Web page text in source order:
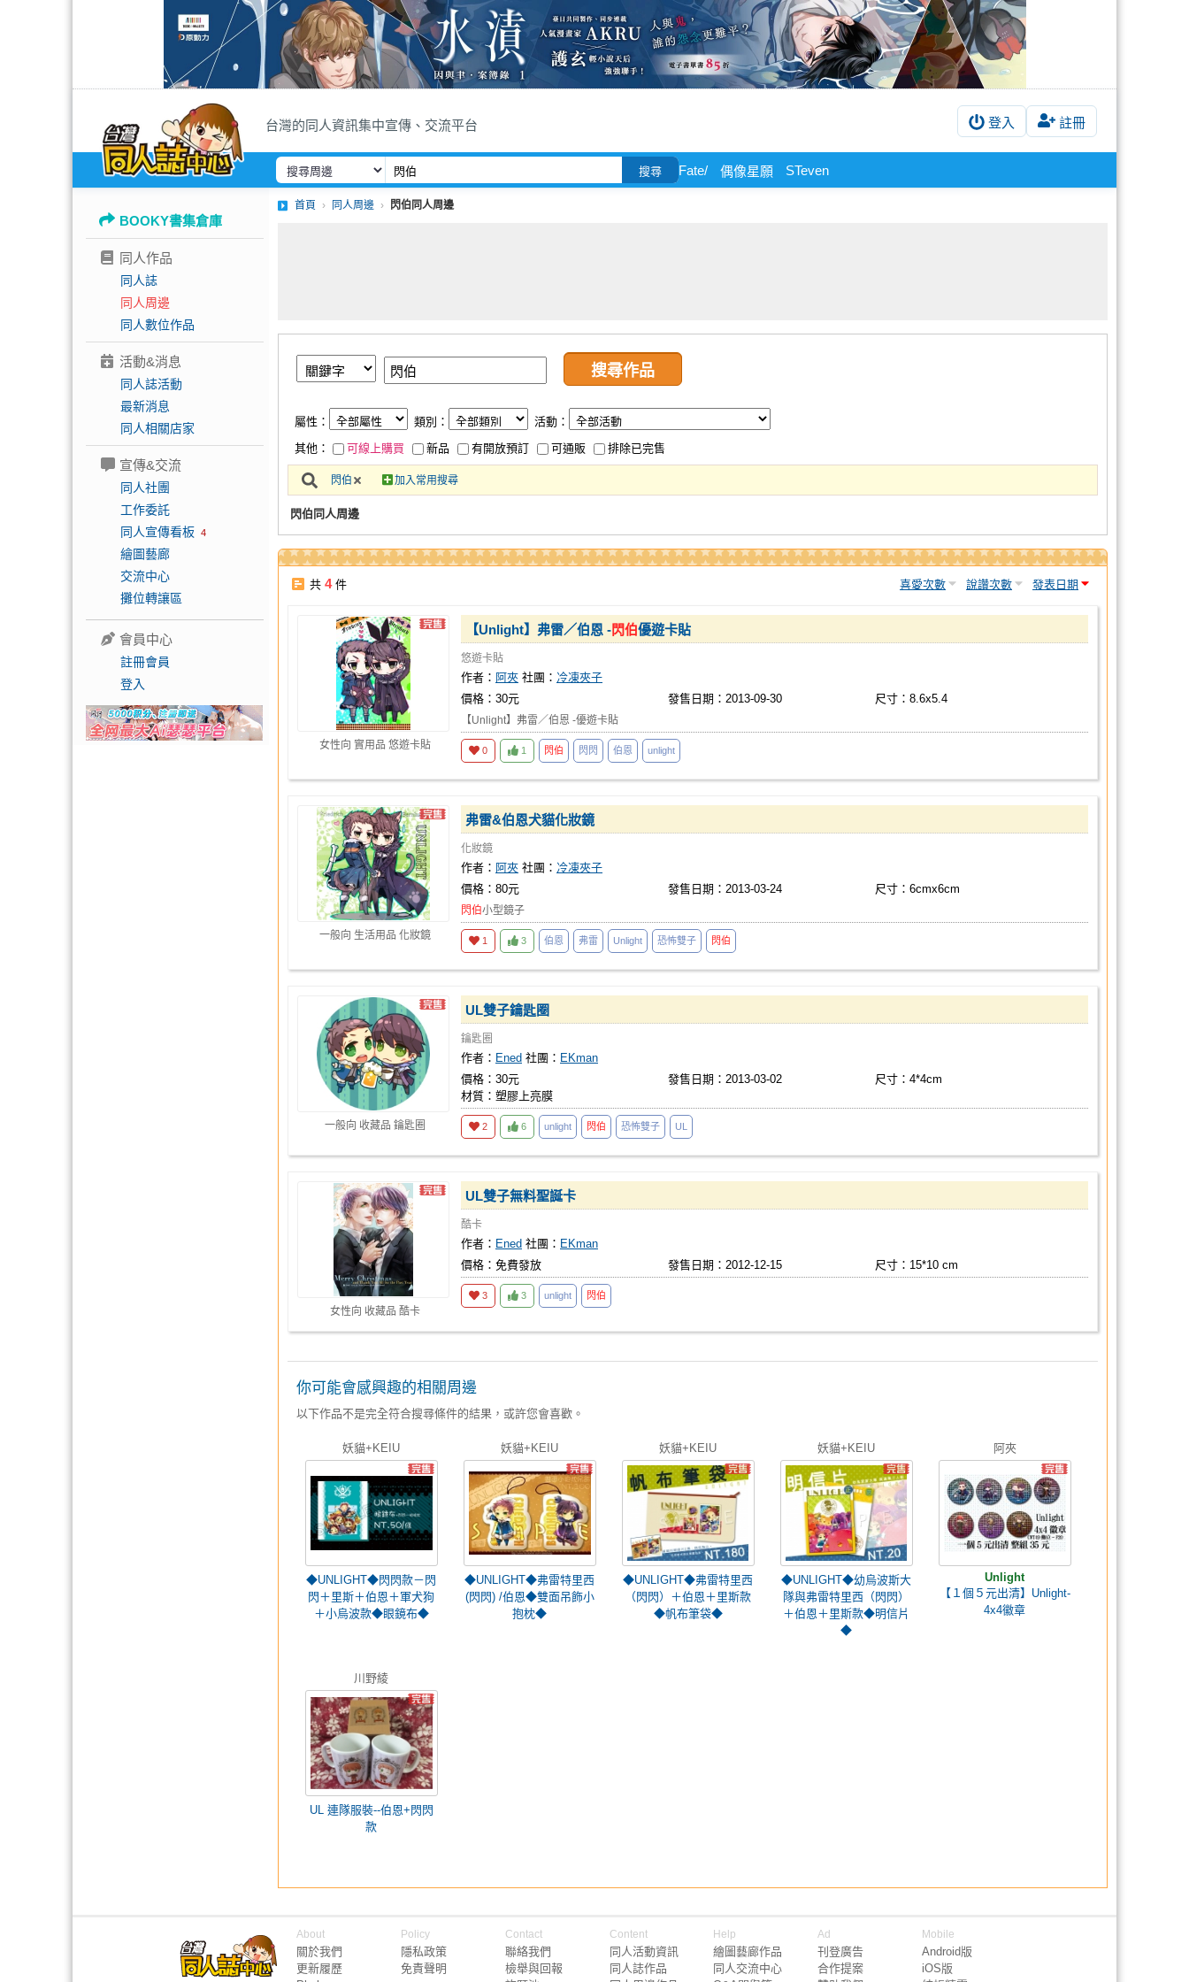
台灣的同人資訊集中宣傳、交流平台 登入 註冊
搜尋 Fate/ 偶像星願 STeven
BOOKY書集倉庫
同人作品
同人誌
同人周邊
同人數位作品
活動&消息
同人誌活動
最新消息
同人相關店家
宣傳&交流
同人社團
工作委託
同人宣傳看板 4
繪圖藝廊
交流中心
攤位轉讓區
會員中心
註冊會員
登入
首頁 同人周邊 閃伯同人周邊
屬性： 類別：
活動：
其他：
可線上購買 新品 有開放預訂 可通販 排除已完售
閃伯 加入常用搜尋
閃伯同人周邊
共 4件 喜愛次數 說讚次數 發表日期
女性向 實用品 悠遊卡貼
【Unlight】弗雷／伯恩 -閃伯優遊卡貼
悠遊卡貼
作者： 阿夾 社團： 冷凍夾子
價格：30元
發售日期：2013-09-30 尺寸：8.6x5.4
【Unlight】弗雷／伯恩 -優遊卡貼
0 1 閃伯 閃閃 伯恩 unlight
一般向 生活用品 化妝鏡
弗雷&伯恩犬貓化妝鏡
化妝鏡
作者： 阿夾 社團： 冷凍夾子
價格：80元
發售日期：2013-03-24 尺寸：6cmx6cm
閃伯小型鏡子
1 3 伯恩 弗雷 Unlight 恐怖雙子 閃伯
一般向 收藏品 鑰匙圈
UL雙子鑰匙圈
鑰匙圈
作者： Ened 社團： EKman
價格：30元
發售日期：2013-03-02
尺寸：4*4cm
材質：塑膠上亮膜
2 6 unlight 閃伯 恐怖雙子 UL
女性向 收藏品 酷卡
UL雙子無料聖誕卡
酷卡
作者： Ened 社團： EKman
價格：免費發放
發售日期：2012-12-15 尺寸：15*10 cm
3 3 unlight 閃伯
你可能會感興趣的相關周邊
以下作品不是完全符合搜尋條件的結果，或許您會喜歡。
妖貓+KEIU
◆UNLIGHT◆閃閃款－閃
閃＋里斯＋伯恩＋軍犬狗
＋小烏波款◆眼鏡布◆
妖貓+KEIU
◆UNLIGHT◆弗雷特里西
(閃閃) /伯恩◆雙面吊飾小
抱枕◆
妖貓+KEIU
◆UNLIGHT◆弗雷特里西
（閃閃）＋伯恩＋里斯款
◆帆布筆袋◆
妖貓+KEIU
◆UNLIGHT◆幼烏波斯大
隊與弗雷特里西（閃閃）
＋伯恩＋里斯款◆明信片
◆
阿夾
Unlight
【１個５元出清】Unlight-
4x4徽章
川野綾
UL 連隊服裝--伯恩+閃閃
款
About
關於我們
更新履歷
Policy
隱私政策
免責聲明
Contact
聯絡我們
檢舉與回報
Content
同人活動資訊
同人誌作品
Help
繪圖藝廊作品
同人交流中心
Ad
刊登廣告
合作提案
Mobile
Android版
iOS版